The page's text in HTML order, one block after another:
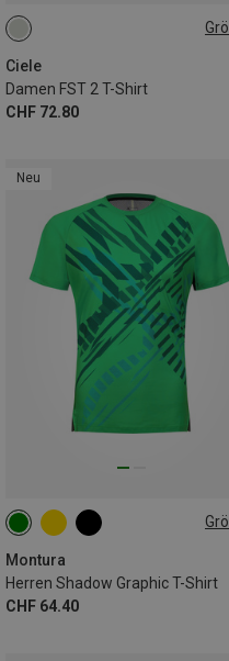
Ciele
Damen FST 2 T-Shirt
CHF 72.80
XS
Neu
Montura
Herren Shadow Graphic T-Shirt
CHF 64.40
S M L